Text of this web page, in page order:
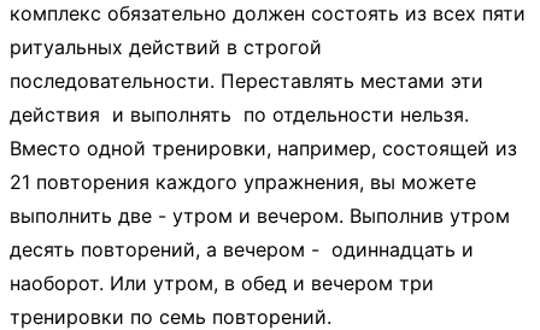
комплекс обязательно должен состоять из всех пяти
ритуальных действий в строгой
последовательности. Переставлять местами эти
действия и выполнять по отдельности нельзя.
Вместо одной тренировки, например, состоящей из
21 повторения каждого упражнения, вы можете
выполнить две - утром и вечером. Выполнив утром
десять повторений, а вечером - одиннадцать и
наоборот. Или утром, в обед и вечером три
тренировки по семь повторений.